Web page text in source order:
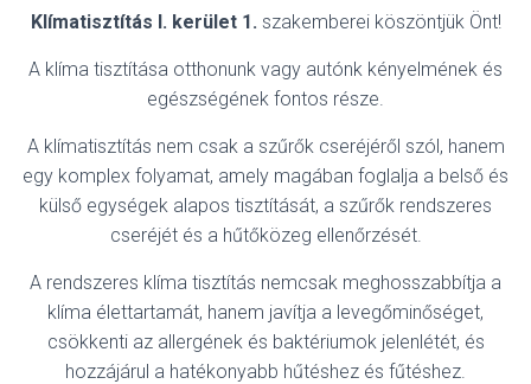
P
C
O
S
A
Klímatisztítás I. kerület 1. szakemberei köszöntjük Önt!
A klíma tisztítása otthonunk vagy autónk kényelmének és
egészségének fontos része.
A klímatisztítás nem csak a szűrők cseréjéről szól, hanem
egy komplex folyamat, amely magában foglalja a belső és
külső egységek alapos tisztítását, a szűrők rendszeres
cseréjét és a hűtőközeg ellenőrzését.
A rendszeres klíma tisztítás nemcsak meghosszabbítja a
klíma élettartamát, hanem javítja a levegőminőséget,
csökkenti az allergének és baktériumok jelenlétét, és
hozzájárul a hatékonyabb hűtéshez és fűtéshez.